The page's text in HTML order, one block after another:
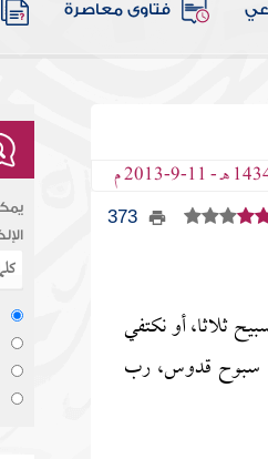
فتاوى معاصرة
373
ثلاثا، أو نكتفي
سبوح قدوس، رب